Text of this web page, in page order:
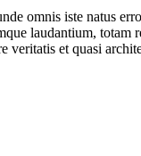
omnis iste natus
laudantium, totam
veritatis et quasi